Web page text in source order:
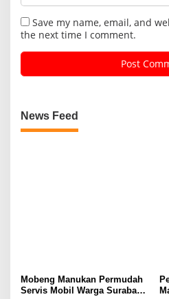
Save my name, email, and
the next time I comment.
News Feed
Mobeng Manukan Permudah
Servis Mobil Warga Surabaya